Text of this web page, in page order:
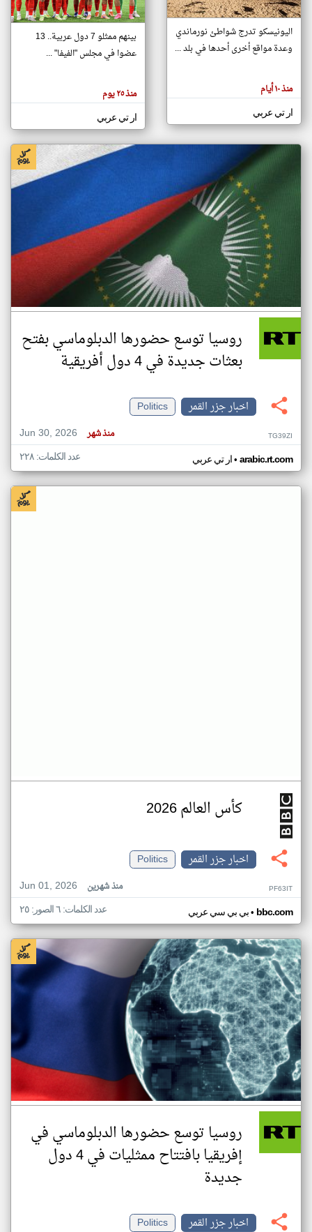
تغيير الدولة
اخبار جزر القمر على مدار الساعة
أهم اخبار جزر القمر العاجلة والمباشرة
هنا عن
وجهة
كاتبيها.
اليونيسكو تدرج شواطئ نورماندي
وعدة مواقع أخرى أحدها في بلد ...
منذ ١٠ أيام
ار تي عربي
بينهم ممثلو 7 دول عربية.. 13
عضوا في مجلس "الفيفا" ...
منذ ٢٥ يوم
ار تي عربي
روسيا توسع حضورها الدبلوماسي بفتح
بعثات جديدة في 4 دول أفريقية
اخبار جزر القمر
Politics
Jun 30, 2026
منذ شهر TG39ZI
ار تي عربي• arabic.rt.com عدد الكلمات: ٢٢٨
كأس العالم 2026
اخبار جزر القمر
Politics
Jun 01, 2026
منذ شهرين PF63IT
بي بي سي عربي• bbc.com عدد الكلمات: ٦ الصور: ٢٥
روسيا توسع حضورها الدبلوماسي في
إفريقيا بافتتاح ممثليات في 4 دول
جديدة
اخبار جزر القمر
Politics
klyoum.com